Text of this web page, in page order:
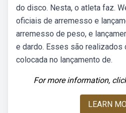
do disco. Nesta, o atleta faz.
oficiais de arremesso e
arremesso de peso, e
e dardo. Esses são realizados
colocada no lançamento de.
For more information,
LEARN